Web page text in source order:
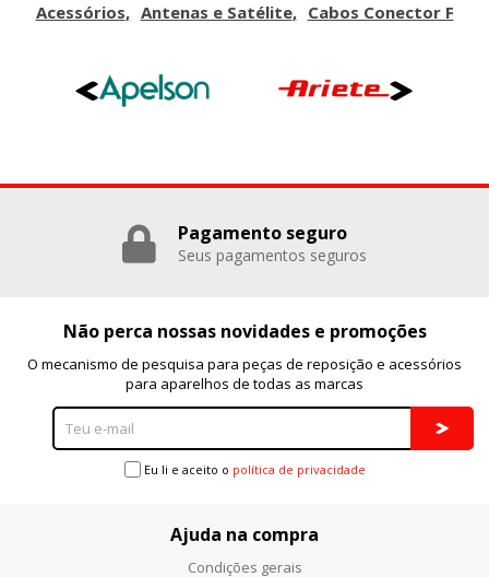
Acessórios
Antenas e Satélite Cabos Conector F
Pagamento seguro
Seus pagamentos seguros
Não perca nossas novidades e promoções
O mecanismo de pesquisa para peças de reposição e acessórios
para aparelhos de todas as marcas
Eu li e aceito o política de privacidade
Ajuda na compra
Condições gerais